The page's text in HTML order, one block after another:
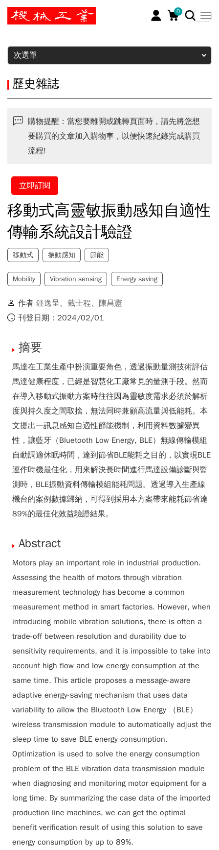
0
暫停
次選單
歷史雜誌
購物提醒：當您要離開或跳轉頁面時，請先將您想
要購買的文章加入購物車，以便快速紀錄完成購買
流程!
立即訂閱
移動式高靈敏振動感知自適性
傳輸系統設計驗證
移動式 振動感知 節能
Mobility Vibration sensing Energy saving
作者 鍾逸呈、 戴士程、 陳昌憲
刊登日期：2024/02/01
摘要
馬達在工業生產中扮演重要角色，透過振動量測技術評估
馬達健康程度，已經是智慧化工廠常見的量測手段。然而
在導入移動式振動方案時往往因為靈敏度需求必須於解析
度與持久度之間取捨，無法同時兼顧高流量與低能耗。本
文提出一訊息感知自適性節能機制，利用資料數據變異
性，讓藍牙（Bluetooth Low Energy, BLE）無線傳輸模組
自動調適休眠時間，達到節省BLE能耗之目的，以實現BLE
運作時機最佳化，用來解決長時間進行馬達設備診斷與監
測時，BLE振動資料傳輸模組能耗問題。透過導入生產線
機台的案例數據歸納，可得到採用本方案帶來能耗節省達
89%的最佳化效益驗證結果。
Abstract
Motors play an important role in industrial production.
Assessing the health of motors through vibration
measurement technology has become a common
measurement method in smart factories. However, when
introducing mobile vibration solutions, there is often a
trade-off between resolution and durability due to
sensitivity requirements, and it is impossible to take into
account high flow and low energy consumption at the
same time. This article proposes a message-aware
adaptive energy-saving mechanism that uses data
variability to allow the Bluetooth Low Energy （BLE）
wireless transmission module to automatically adjust the
sleep time to save BLE energy consumption.
Optimization is used to solve the energy consumption
problem of the BLE vibration data transmission module
when diagnosing and monitoring motor equipment for a
long time. By summarizing the case data of the imported
production line machines, we can get the optimal
benefit verification result of using this solution to save
energy consumption by up to 89%.